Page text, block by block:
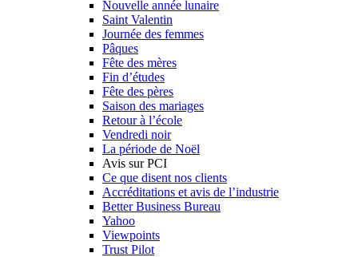
Nouvelle année lunaire
Saint Valentin
Journée des femmes
Pâques
Fête des mères
Fin d’études
Fête des pères
Saison des mariages
Retour à l’école
Vendredi noir
La période de Noël
Avis sur PCI
Ce que disent nos clients
Accréditations et avis de l’industrie
Better Business Bureau
Yahoo
Viewpoints
Trust Pilot